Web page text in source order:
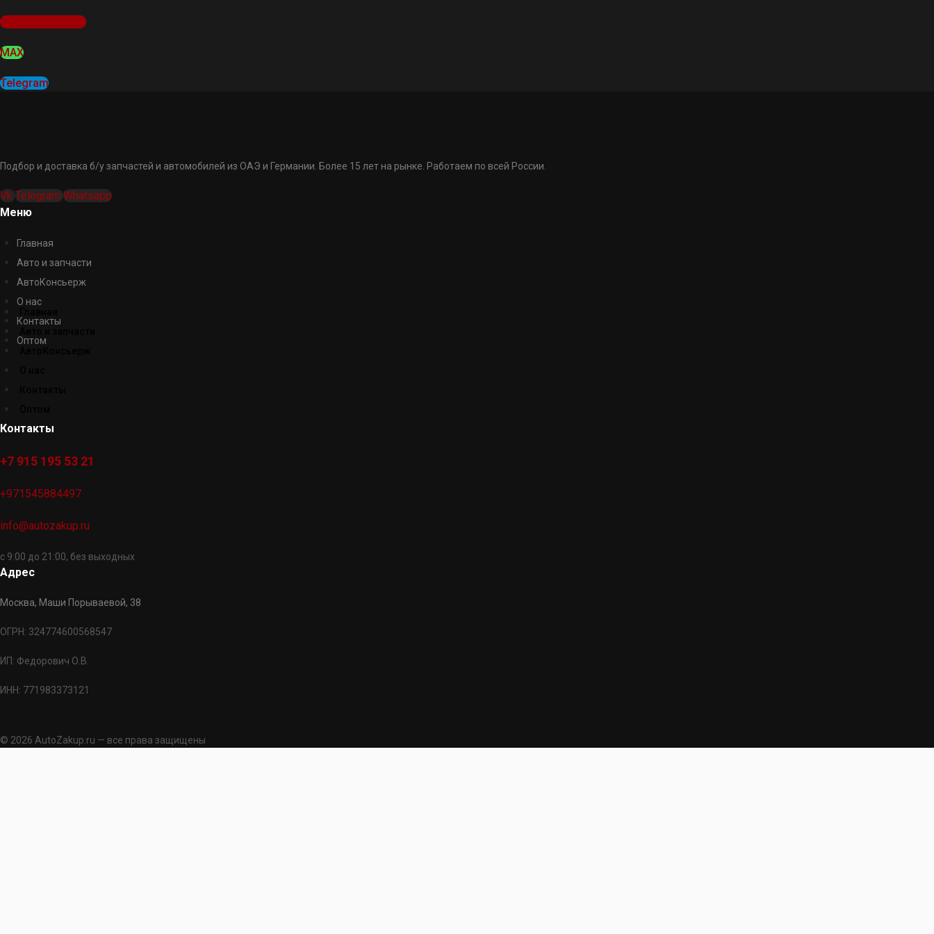
Оставить заявку
MAX
Telegram
Подбор и доставка б/у запчастей и автомобилей из ОАЭ и Германии. Более 15 лет на рынке. Работаем по всей России.
Vk Telegram Whatsapp
Меню
Главная
Авто и запчасти
АвтоКонсьерж
О нас
Контакты
Оптом
Контакты
+7 915 195 53 21
+971545884497
info@autozakup.ru
с 9:00 до 21:00, без выходных
Адрес
Москва, Маши Порываевой, 38
ОГРН: 324774600568547
ИП: Федорович О.В.
ИНН: 771983373121
© 2026 AutoZakup.ru — все права защищены